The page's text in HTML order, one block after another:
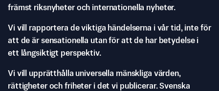
främst riksnyheter och internationella nyheter.
Vi vill rapportera de viktiga händelserna i vår tid, inte för
att de är sensationella utan för att de har betydelse i
ett långsiktigt perspektiv.
Vi vill upprätthålla universella mänskliga värden,
rättigheter och friheter i det vi publicerar. Svenska